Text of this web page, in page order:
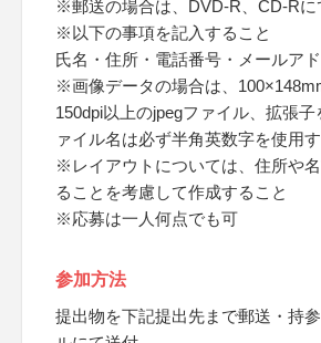
※郵送の場合は、DVD-R、CD-Rに
※以下の事項を記入すること
氏名・住所・電話番号・メールア
※画像データの場合は、
150dpi以上のjpegファイル、拡張子
ァイル名は必ず半角英数字を使用
※レイアウトについては、住所や
ることを考慮して作成すること
※応募は一人何点でも可
参加方法
提出物を下記提出先まで郵送・持